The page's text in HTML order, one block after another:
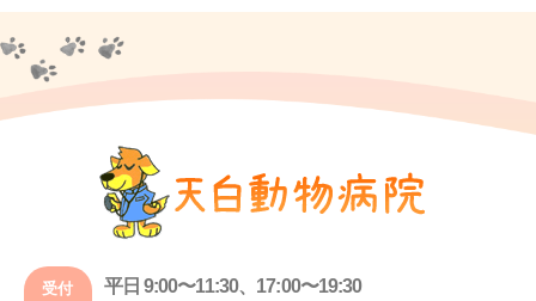
受付
平日 9:00〜11:30、17:00〜19:30